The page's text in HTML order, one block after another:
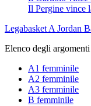
Il Pergine vince
Legabasket A Jordan
Elenco degli
A1 femminile
A2 femminile
A3 femminile
B femminile